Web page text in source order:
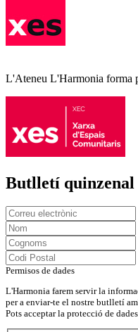
L'Ateneu L'Harmonia forma
Butlletí quinzenal
Permisos de dades
L'Harmonia farem servir la
per a enviar-te el nostre butlletí
Pots acceptar la protecció de